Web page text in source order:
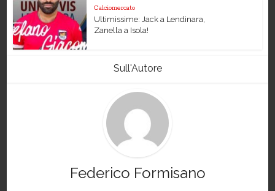
Calciomercato
Ultimissime: Jack a Lendinara,
Zanella a Isola!
Sull'Autore
Federico Formisano